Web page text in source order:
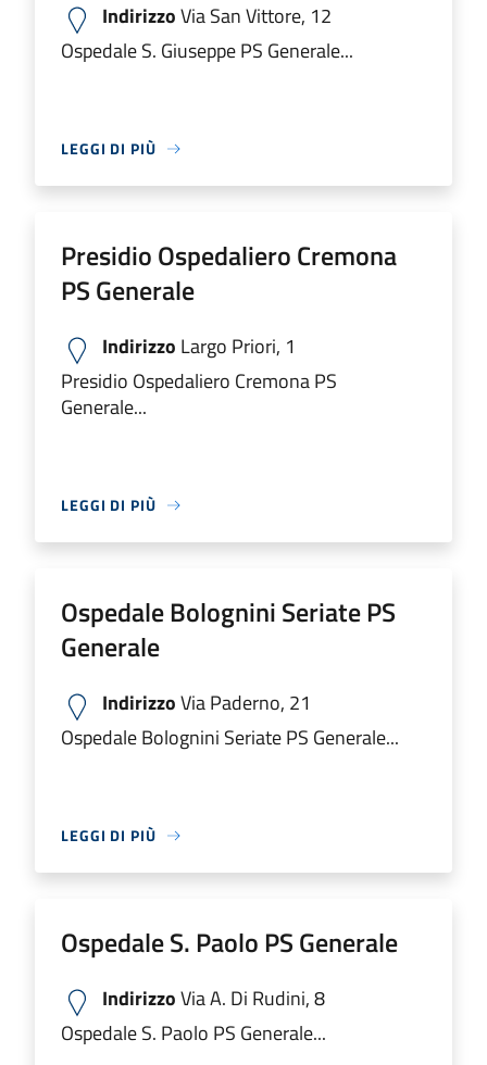
IndirizzoVia San Vittore, 12
Ospedale S. Giuseppe PS Generale...
LEGGI DI PIÙ
Presidio Ospedaliero Cremona
PS Generale
Indirizzo Largo Priori, 1
Presidio Ospedaliero Cremona PS
Generale...
LEGGI DI PIÙ
Ospedale Bolognini Seriate PS
Generale
IndirizzoVia Paderno, 21
Ospedale Bolognini Seriate PS Generale...
LEGGI DI PIÙ
Ospedale S. Paolo PS Generale
IndirizzoVia A. Di Rudini, 8
Ospedale S. Paolo PS Generale...